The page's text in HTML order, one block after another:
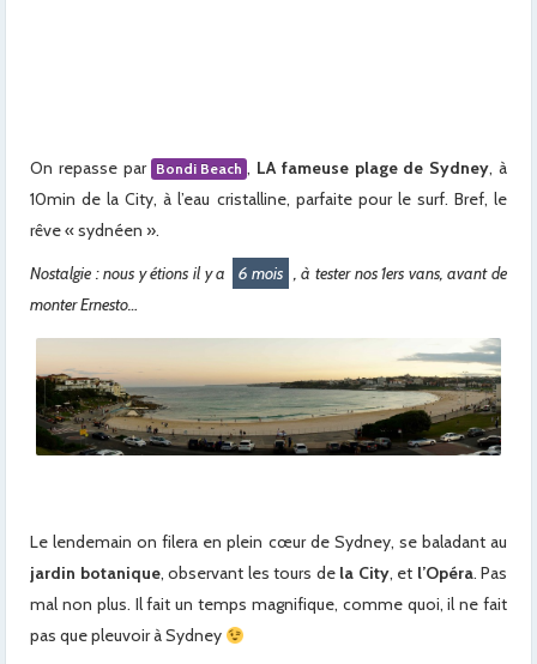
On repasse par Bondi Beach , LA fameuse plage de Sydney, à
10min de la City, à l’eau cristalline, parfaite pour le surf. Bref, le
rêve « sydnéen ».
Nostalgie : nous y étions il y a
6 mois , à tester nos 1ers vans, avant de
monter Ernesto…
Le lendemain on filera en plein cœur de Sydney, se baladant au
jardin botanique, observant les tours de la City, et l’Opéra. Pas
mal non plus. Il fait un temps magnifique, comme quoi, il ne fait
pas que pleuvoir à Sydney